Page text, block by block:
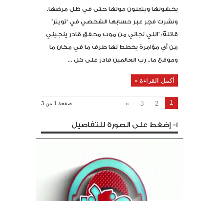
يخشونها ويتمنون موتها حتى في ظل مرضها.
ونشرت فجر عبر حسابها الشخصي في “تويتر‏”
قائلةً: “‏اللي نجاني من موت محقق قادر ينجيني
من أي ‎مؤامرة يخطط لها طرف ما في مكان ما
وموقع ما.. رب العالمين قادر على كل ...
أكمل القراءة »
صفحة 1 من 3 1
2
3
»
1- إضغط على الصورة للتفاصيل